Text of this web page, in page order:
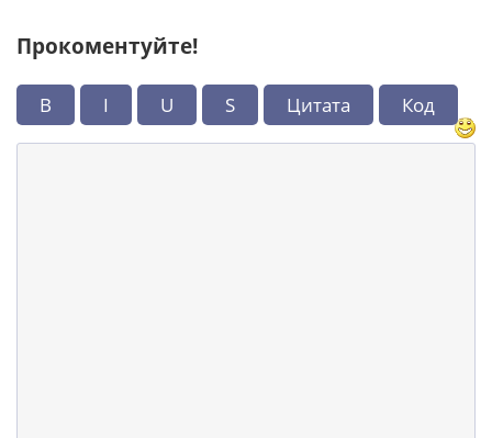
Прокоментуйте!
B I U S Цитата Код